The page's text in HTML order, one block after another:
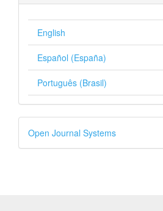
English
Español (España)
Português (Brasil)
Desenvolvido
por
Open Journal Systems